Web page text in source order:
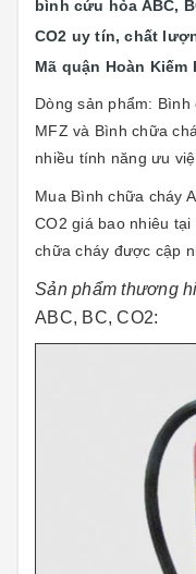
bình cứu hỏa ABC,
CO2 uy tín, chất
Mã quận Hoàn Kiếm
Dòng sản phẩm: Bình
MFZ và Bình chữa
nhiều tính năng ưu
Mua Bình chữa cháy
CO2 giá bao nhiêu tại
chữa cháy được cập
Sản phẩm thương
ABC, BC, CO2: